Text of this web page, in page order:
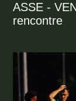
ASSE -
rencontre